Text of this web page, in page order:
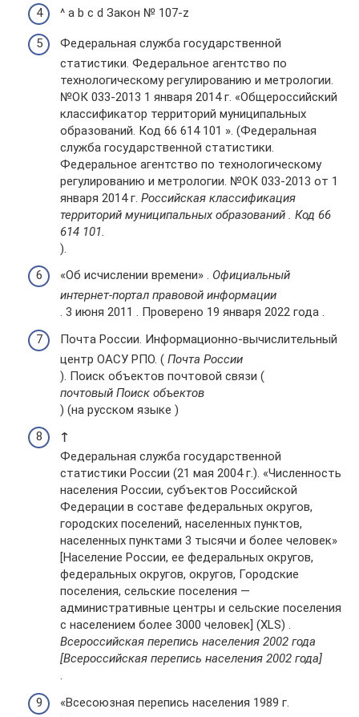
^ a b c d Закон № 107-z
Федеральная служба государственной
статистики. Федеральное агентство по
технологическому регулированию и метрологии.
№ОК 033-2013 1 января 2014 г. «Общероссийский
классификатор территорий муниципальных
образований. Код 66 614 101 ». (Федеральная
служба государственной статистики.
Федеральное агентство по технологическому
регулированию и метрологии. №ОК 033-2013 от 1
января 2014 г. Российская классификация
территорий муниципальных образований . Код 66
614 101.
).
«Об исчислении времени» . Официальный
интернет-портал правовой информации
. 3 июня 2011 . Проверено 19 января 2022 года .
Почта России. Информационно-вычислительный
центр ОАСУ РПО. ( Почта России
). Поиск объектов почтовой связи (
почтовый Поиск объектов
) (на русском языке )
↑
Федеральная служба государственной
статистики России (21 мая 2004 г.). «Численность
населения России, субъектов Российской
Федерации в составе федеральных округов,
городских поселений, населенных пунктов,
населенных пунктами 3 тысячи и более человек»
[Население России, ее федеральных округов,
федеральных округов, округов, Городские
поселения, сельские поселения —
административные центры и сельские поселения
с населением более 3000 человек] (XLS) .
Всероссийская перепись населения 2002 года
[Всероссийская перепись населения 2002 года]
.
«Всесоюзная перепись населения 1989 г.